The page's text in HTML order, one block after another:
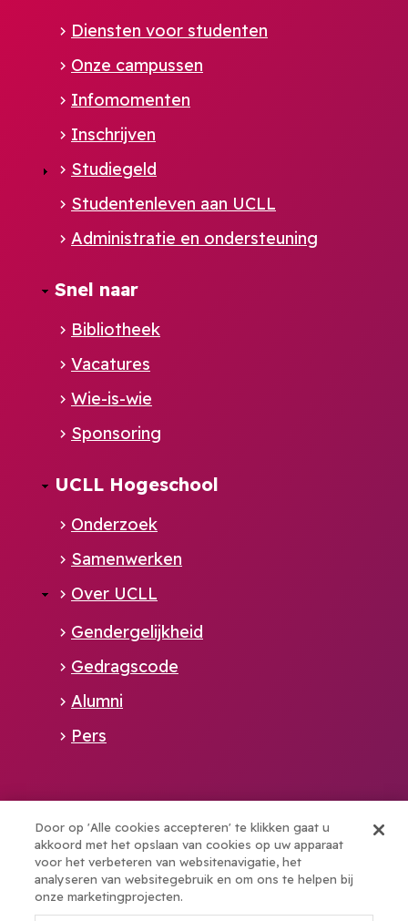
Footer
NL
Diensten voor studenten
Onze campussen
Infomomenten
Inschrijven
Studiegeld
Studentenleven aan UCLL
Administratie en ondersteuning
Snel naar
Bibliotheek
Vacatures
Wie-is-wie
Sponsoring
UCLL Hogeschool
Onderzoek
Samenwerken
Over UCLL
Gendergelijkheid
Gedragscode
Alumni
Pers
Boost your talents with elev8
Door op 'Alle cookies accepteren' te klikken gaat u
akkoord met het opslaan van cookies op uw apparaat
voor het verbeteren van websitenavigatie, het
analyseren van websitegebruik en om ons te helpen bij
onze marketingprojecten.